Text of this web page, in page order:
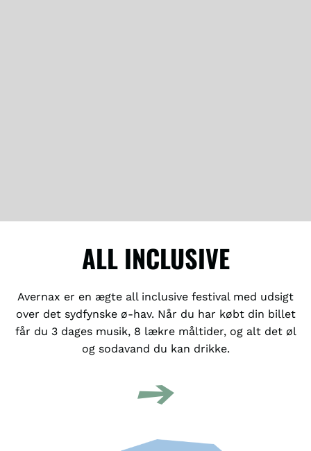
ALL INCLUSIVE
Avernax er en ægte all inclusive festival med udsigt
over det sydfynske ø-hav. Når du har købt din billet
får du 3 dages musik, 8 lækre måltider, og alt det øl
og sodavand du kan drikke.